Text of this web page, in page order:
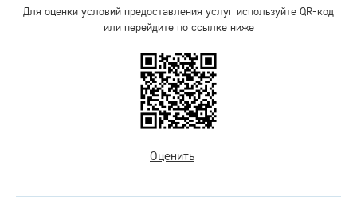
Для оценки условий предоставления услуг используйте QR-код
или перейдите по ссылке ниже
Оценить